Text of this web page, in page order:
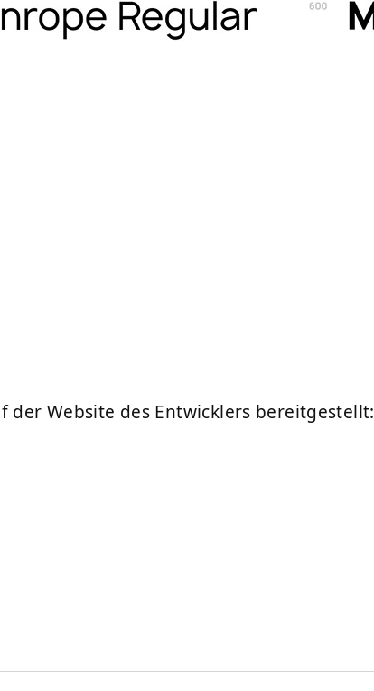
der Website des Entwicklers bereitgestellt: